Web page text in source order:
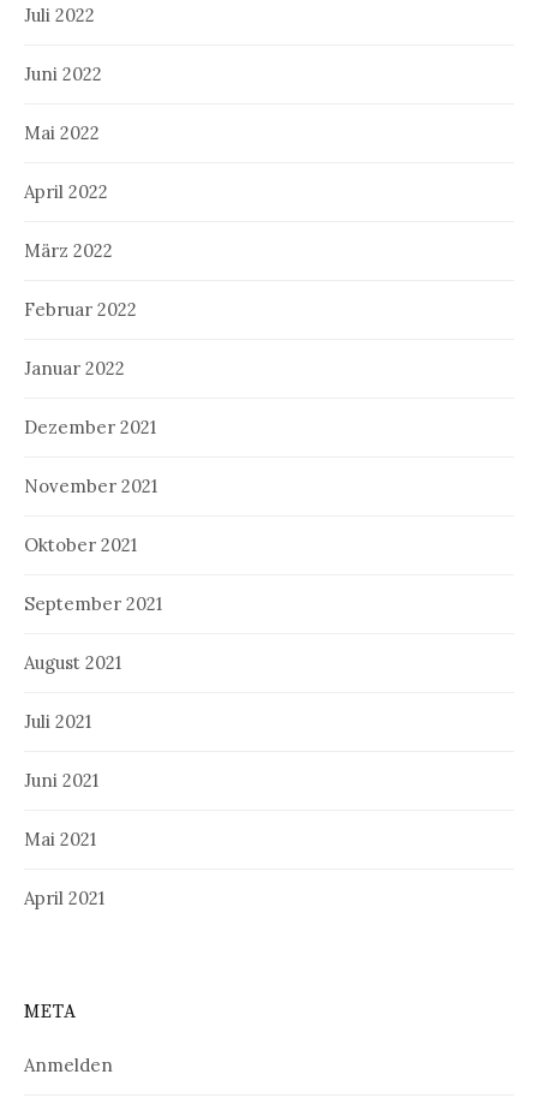
Juli 2022
Juni 2022
Mai 2022
April 2022
März 2022
Februar 2022
Januar 2022
Dezember 2021
November 2021
Oktober 2021
September 2021
August 2021
Juli 2021
Juni 2021
Mai 2021
April 2021
META
Anmelden